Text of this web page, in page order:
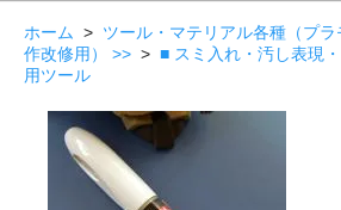
ホーム > ツール・マテリアル各種（プ
作改修用） >> > ■ スミ入れ・汚し表現
用ツール